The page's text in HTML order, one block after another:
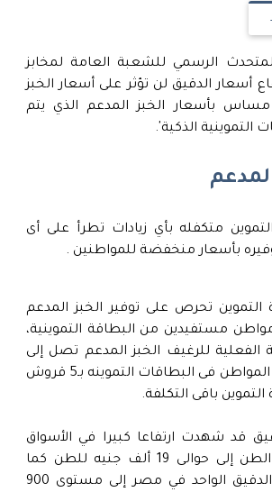
الرسمي للشعبة العامة لمخابز
أسعار الدقيق لن تؤثر على أسعار الخبز
مساس بأسعار الخبز المدعم الذي يتم
التموينية الذكية'.
متكفله بأي زيادات تطرأ على أى
بأسعار منخفضة للمواطنين .
التموين تحرص على توفير الخبز المدعم
مليون مواطن مستفيدين من البطاقة التموينية،
الفعلية للرغيف الخبز المدعم تصل إلى
95 قرشا يصل إلى المواطن فى البطاقات التموينه بـ5 قروش
باقى التكلفة.
قد شهدت ارتفاعا كبيرا في الأسواق
حيث ارتفع سعر الطن إلى حوالى 19 ألف جنيه للطن كما
ارتفع سعر جوال الدقيق الواحد في مصر إلى مستوى 900